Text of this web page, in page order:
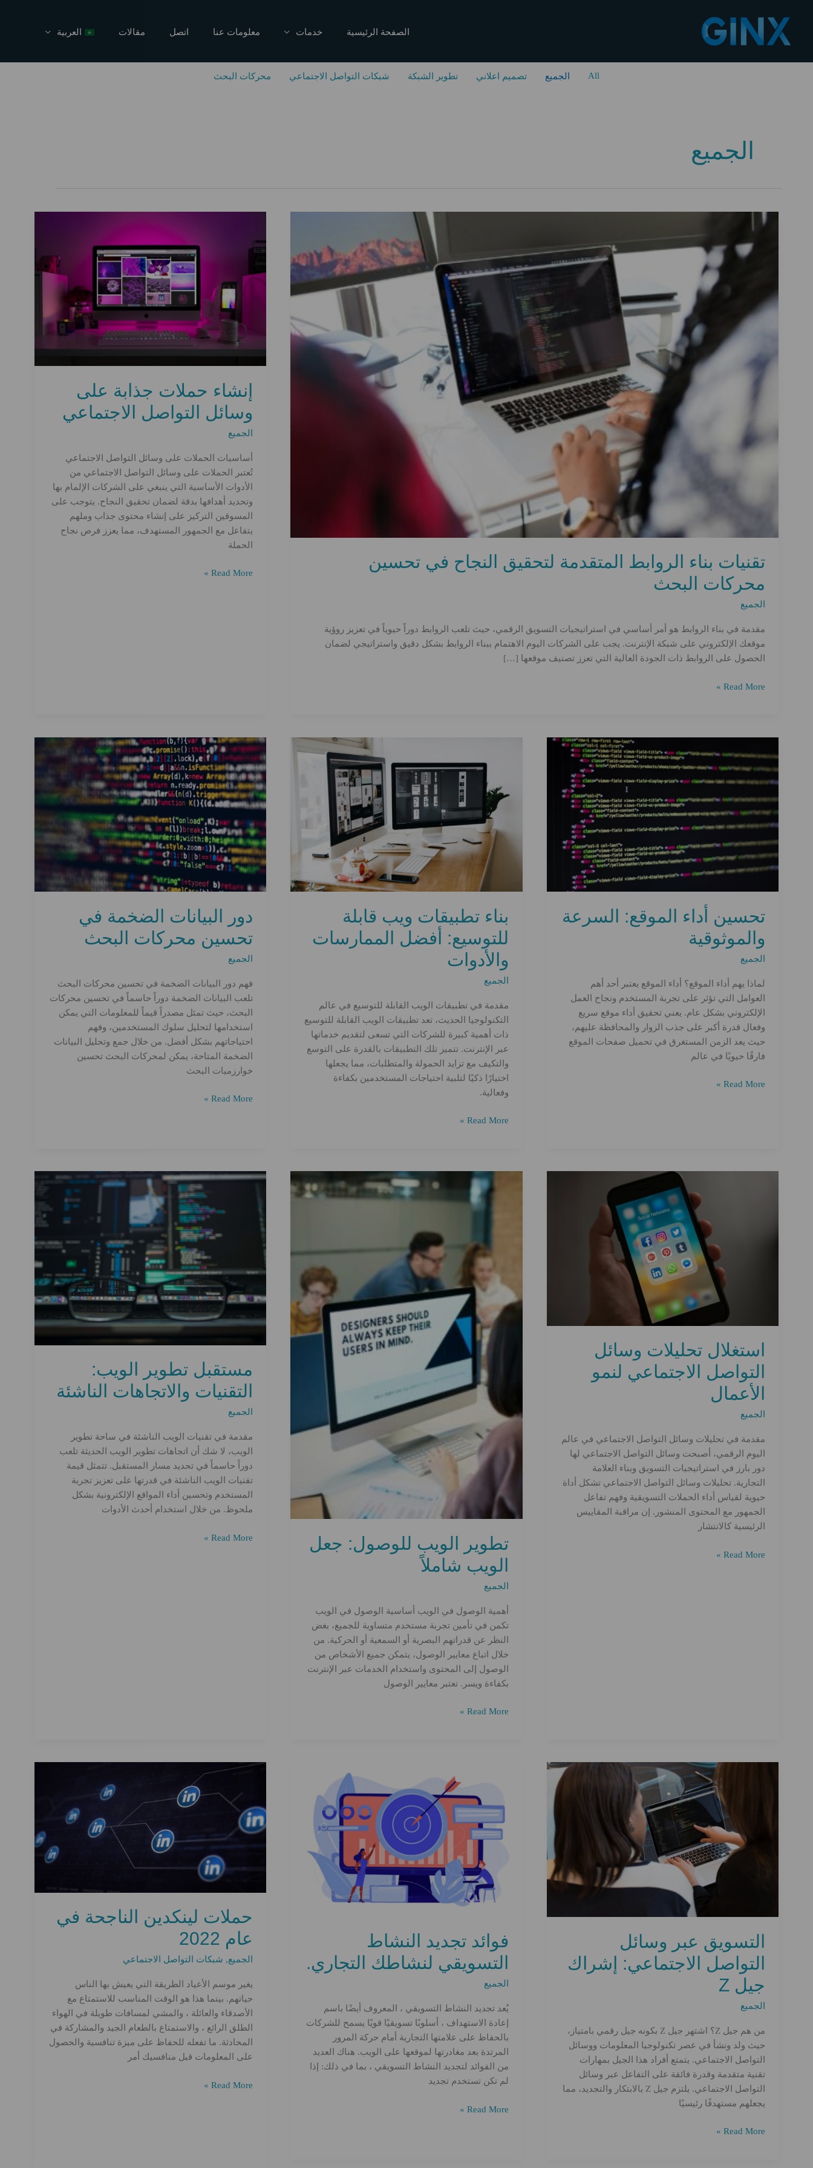
المحتوى
الصفحة الرئيسية خدمات معلومات عنا اتصل مقالات العربية
Filter
All الجميع تصميم اعلاني تطوير الشبكة شبكات التواصل الاجتماعي محركات البحث
الجميع
تقنيات بناء الروابط المتقدمة لتحقيق النجاح في تحسين
محركات البحث
الجميع
مقدمة في بناء الروابط هو أمر أساسي في استراتيجيات التسويق الرقمي، حيث تلعب الروابط دوراً حيوياً في تعزيز روؤية
موقعك الإلكتروني على شبكة الإنترنت. يجب على الشركات اليوم الاهتمام ببناء الروابط بشكل دقيق واستراتيجي لضمان
الحصول على الروابط ذات الجودة العالية التي تعزز تصنيف موقعها […]
تقنيات
النجاح
في
تحسين
محركات
البحث
Read More »
إنشاء حملات جذابة على
وسائل التواصل الاجتماعي
الجميع
أساسيات الحملات على وسائل التواصل الاجتماعي
تُعتبر الحملات على وسائل التواصل الاجتماعي من
الأدوات الأساسية التي ينبغي على الشركات الإلمام بها
وتحديد أهدافها بدقة لضمان تحقيق النجاح. يتوجب على
المسوقين التركيز على إنشاء محتوى جذاب وملهم
يتفاعل مع الجمهور المستهدف، مما يعزز فرص نجاح
الحملة
إنشاء
Read More »
تحسين أداء الموقع: السرعة
والموثوقية
الجميع
لماذا يهم أداء الموقع؟ أداء الموقع يعتبر أحد أهم
العوامل التي تؤثر على تجربة المستخدم ونجاح العمل
الإلكتروني بشكل عام. يعني تحقيق أداء موقع سريع
وفعال قدرة أكبر على جذب الزوار والمحافظة عليهم،
حيث يعد الزمن المستغرق في تحميل صفحات الموقع
فارقًا حيويًا في عالم
تحسين
Read More »
بناء تطبيقات ويب قابلة
للتوسيع: أفضل الممارسات
والأدوات
الجميع
مقدمة في تطبيقات الويب القابلة للتوسيع في عالم
التكنولوجيا الحديث، تعد تطبيقات الويب القابلة للتوسيع
ذات أهمية كبيرة للشركات التي تسعى لتقديم خدماتها
عبر الإنترنت. تتميز تلك التطبيقات بالقدرة على التوسع
والتكيف مع تزايد الحمولة والمتطلبات، مما يجعلها
اختيارًا ذكيًا لتلبية احتياجات المستخدمين بكفاءة
وفعالية.
بناء
للتوسيع:
أفضل
الممارسات
Read More »
دور البيانات الضخمة في
تحسين محركات البحث
الجميع
فهم دور البيانات الضخمة في تحسين محركات البحث
تلعب البيانات الضخمة دوراً حاسماً في تحسين محركات
البحث، حيث تمثل مصدراً قيماً للمعلومات التي يمكن
استخدامها لتحليل سلوك المستخدمين، وفهم
احتياجاتهم بشكل أفضل. من خلال جمع وتحليل البيانات
الضخمة المتاحة، يمكن لمحركات البحث تحسين
خوارزميات البحث
دور
محركات
Read More »
استغلال تحليلات وسائل
التواصل الاجتماعي لنمو
الأعمال
الجميع
مقدمة في تحليلات وسائل التواصل الاجتماعي في عالم
اليوم الرقمي، أصبحت وسائل التواصل الاجتماعي لها
دور بارز في استراتيجيات التسويق وبناء العلامة
التجارية. تحليلات وسائل التواصل الاجتماعي تشكل أداة
حيوية لقياس أداء الحملات التسويقية وفهم تفاعل
الجمهور مع المحتوى المنشور. إن مراقبة المقاييس
الرئيسية كالانتشار
استغلال
Read More »
تطوير الويب للوصول: جعل
الويب شاملاً
الجميع
أهمية الوصول في الويب أساسية الوصول في الويب
تكمن في تأمين تجربة مستخدم متساوية للجميع، بغض
النظر عن قدراتهم البصرية أو السمعية أو الحركية. من
خلال اتباع معايير الوصول، يتمكن جميع الأشخاص من
الوصول إلى المحتوى واستخدام الخدمات عبر الإنترنت
بكفاءة ويسر. تعتبر معايير الوصول
تطوير
Read More »
مستقبل تطوير الويب:
التقنيات والاتجاهات الناشئة
الجميع
مقدمة في تقنيات الويب الناشئة في ساحة تطوير
الويب، لا شك أن اتجاهات تطوير الويب الحديثة تلعب
دوراً حاسماً في تحديد مسار المستقبل. تتمثل قيمة
تقنيات الويب الناشئة في قدرتها على تعزيز تجربة
المستخدم وتحسين أداء المواقع الإلكترونية بشكل
ملحوظ. من خلال استخدام أحدث الأدوات
مستقبل
Read More »
التسويق عبر وسائل
التواصل الاجتماعي: إشراك
جيل Z
الجميع
من هم جيل Z؟ اشتهر جيل Z بكونه جيل رقمي بامتياز،
حيث ولد ونشأ في عصر تكنولوجيا المعلومات ووسائل
التواصل الاجتماعي. يتمتع أفراد هذا الجيل بمهارات
تقنية متقدمة وقدرة فائقة على التفاعل عبر وسائل
التواصل الاجتماعي. يلتزم جيل Z بالابتكار والتجديد، مما
يجعلهم مستهدفًا رئيسيًا
التسويق
Read More »
فوائد تجديد النشاط
التسويقي لنشاطك التجاري.
الجميع
يُعد تجديد النشاط التسويقي ، المعروف أيضًا باسم
إعادة الاستهداف ، أسلوبًا تسويقيًا قويًا يسمح للشركات
بالحفاظ على علامتها التجارية أمام حركة المرور
المرتدة بعد مغادرتها لموقعها على الويب. هناك العديد
من الفوائد لتجديد النشاط التسويقي ، بما في ذلك: إذا
لم تكن تستخدم تجديد
فوائد
Read More »
حملات لينكدين الناجحة في
عام 2022
الجميع, شبكات التواصل الاجتماعي
يغير موسم الأعياد الطريقة التي يعيش بها الناس
حياتهم. بينما هذا هو الوقت المناسب للاستمتاع مع
الأصدقاء والعائلة ، والمشي لمسافات طويلة في الهواء
الطلق الرائع ، والاستمتاع بالطعام الجيد والمشاركة في
المحادثة. ما تفعله للحفاظ على ميزة تنافسية والحصول
على المعلومات قبل منافسيك أمر
حملات
Read More »